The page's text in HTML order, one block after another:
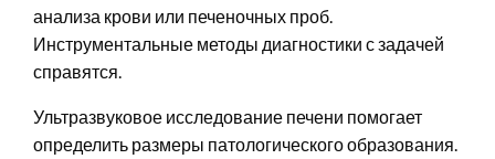
анализа крови или печеночных проб.
Инструментальные методы диагностики с задачей
справятся.
Ультразвуковое исследование печени помогает
определить размеры патологического образования.